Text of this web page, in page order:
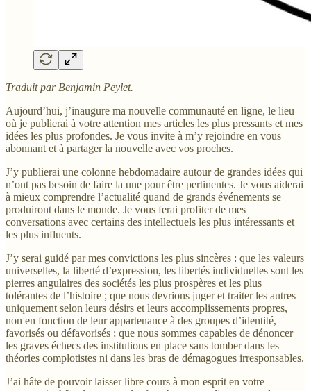
Traduit par Benjamin Peylet.
Aujourd’hui, j’inaugure ma nouvelle communauté en ligne, le lieu
où je publierai à votre attention mes articles les plus pressants et mes
idées les plus profondes. Je vous invite à m’y rejoindre en vous
abonnant et à partager la nouvelle avec vos proches.
J’y publierai une colonne hebdomadaire autour de grandes idées qui
n’ont pas besoin de faire la une pour être pertinentes. Je vous aiderai
à mieux comprendre l’actualité quand de grands événements se
produiront dans le monde. Je vous ferai profiter de mes
conversations avec certains des intellectuels les plus intéressants et
les plus influents.
J’y serai guidé par mes convictions les plus sincères : que les valeurs
universelles, la liberté d’expression, les libertés individuelles sont les
pierres angulaires des sociétés les plus prospères et les plus
tolérantes de l’histoire ; que nous devrions juger et traiter les autres
uniquement selon leurs désirs et leurs accomplissements propres,
non en fonction de leur appartenance à des groupes d’identité,
favorisés ou défavorisés ; que nous sommes capables de dénoncer
les graves échecs des institutions en place sans tomber dans les
théories complotistes ni dans les bras de démagogues irresponsables.
J’ai hâte de pouvoir laisser libre cours à mon esprit en votre